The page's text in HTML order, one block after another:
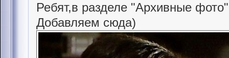
Ребят,в разделе "Архивные
Добавляем сюда)